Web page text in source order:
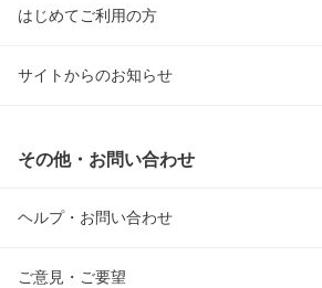
はじめてご利用の方
サイトからのお知らせ
その他・お問い合わせ
ヘルプ・お問い合わせ
ご意見・ご要望